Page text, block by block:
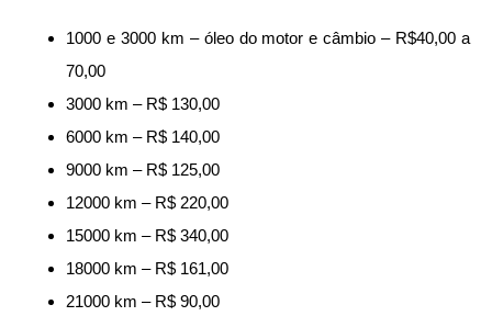
1000 e 3000 km – óleo do motor e câmbio – R$40,00 a
70,00
3000 km – R$ 130,00
6000 km – R$ 140,00
9000 km – R$ 125,00
12000 km – R$ 220,00
15000 km – R$ 340,00
18000 km – R$ 161,00
21000 km – R$ 90,00